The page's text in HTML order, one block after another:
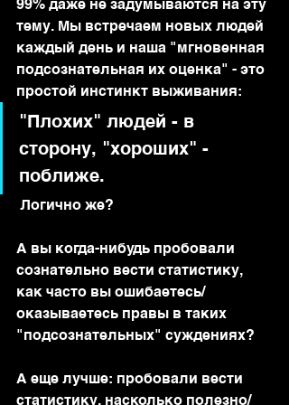
99% даже не задумываются на эту
тему. Мы встречаем новых людей
каждый день и наша "мгновенная
подсознательная их оценка" - это
простой инстинкт выживания:
"Плохих" людей - в
сторону, "хороших" -
поближе.
Логично же?
А вы когда-нибудь пробовали
сознательно вести статистику,
как часто вы ошибаетесь/
оказываетесь правы в таких
"подсознательных" суждениях?
А еще лучше: пробовали вести
статистику, насколько полезно/